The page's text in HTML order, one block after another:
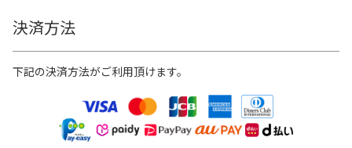
決済方法
下記の決済方法がご利用頂けます。